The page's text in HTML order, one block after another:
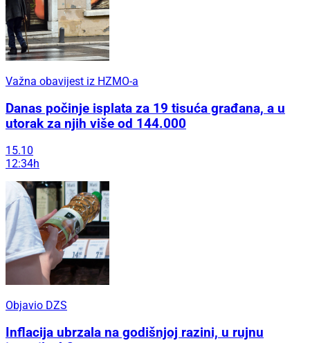
Važna obavijest iz HZMO-a
Danas počinje isplata za 19 tisuća građana, a u
utorak za njih više od 144.000
15.10
12:34h
Objavio DZS
Inflacija ubrzala na godišnjoj razini, u rujnu